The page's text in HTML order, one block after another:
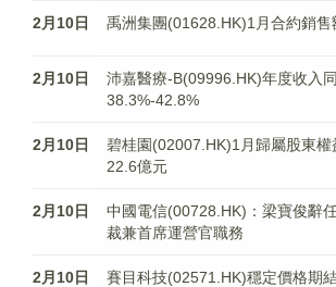
2月10日 禹洲集團(01628.HK)1月合約銷
2月10日
沛嘉醫療-B(09996.HK)年度收入
38.3%-42.8%
2月10日
碧桂園(02007.HK)1月歸屬股東權
22.6億元
2月10日
中國電信(00728.HK)：梁寶俊辭
裁兼首席運營官職務
2月10日
賽目科技(02571.HK)穩定價格期